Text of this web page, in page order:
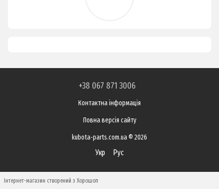
+38 067 871 3006
Контактна інформація
Повна версія сайту
kubota-parts.com.ua © 2026
Укр Рус
Інтернет-магазин створений з Хорошоп